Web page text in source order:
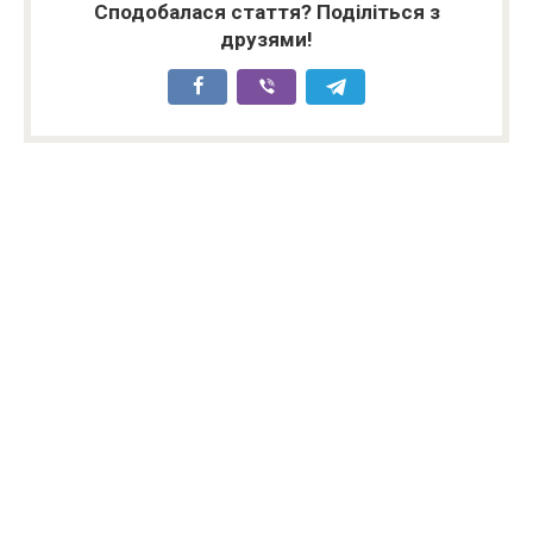
Сподобалася стаття? Поділіться з
друзями!